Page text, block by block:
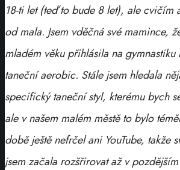
18-ti let (teď to bude 8 let), ale cvičím
od mala. Jsem vděčná své mamince,
mladém věku přihlásila na gymnastiku
taneční aerobic. Stále jsem hledala
specifický taneční styl, kterému bych
ale v našem malém městě to bylo
době ještě nefrčel ani YouTube, takže
jsem začala rozšřirovat až v